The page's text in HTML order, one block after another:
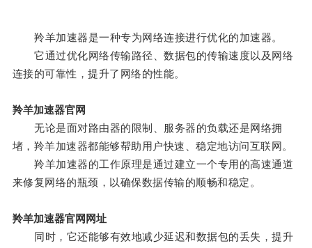
羚羊加速器是一种专为网络连接进行优化的加速器。
它通过优化网络传输路径、数据包的传输速度以及网络
连接的可靠性，提升了网络的性能。
羚羊加速器官网
无论是面对路由器的限制、服务器的负载还是网络拥
堵，羚羊加速器都能够帮助用户快速、稳定地访问互联网。
羚羊加速器的工作原理是通过建立一个专用的高速通道
来修复网络的瓶颈，以确保数据传输的顺畅和稳定。
羚羊加速器官网网址
同时，它还能够有效地减少延迟和数据包的丢失，提升